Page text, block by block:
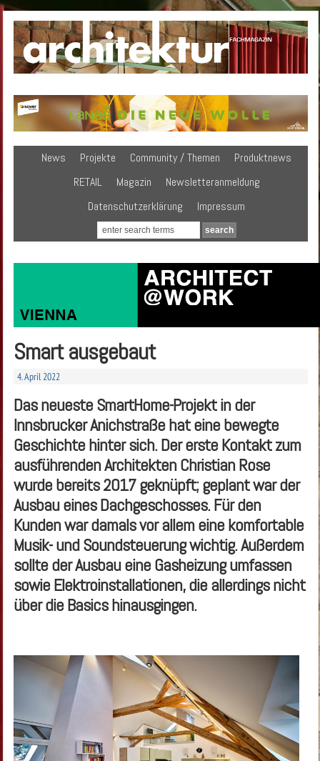
News Projekte Community / Themen
Produktnews
RETAIL
Magazin
Newsletteranmeldung
Datenschutzerklärung
Impressum
Smart ausgebaut
4. April 2022
Das neueste SmartHome-Projekt in der
Innsbrucker Anichstraße hat eine bewegte
Geschichte hinter sich. Der erste Kontakt zum
ausführenden Architekten Christian Rose
wurde bereits 2017 geknüpft; geplant war der
Ausbau eines Dachgeschosses. Für den
Kunden war damals vor allem eine komfortable
Musik- und Soundsteuerung wichtig. Außerdem
sollte der Ausbau eine Gasheizung umfassen
sowie Elektroinstallationen, die allerdings nicht
über die Basics hinausgingen.